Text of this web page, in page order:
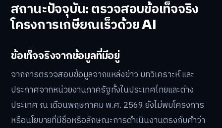
สถานะปัจจุบัน: ตรวจสอบข้อเท็จจริง
โครงการเกษียณเร็วด้วย AI
ข้อเท็จจริงจากข้อมูลที่มีอยู่
จากการตรวจสอบข้อมูลจากแหล่งข่าว บทวิเคราะห์ และ
ประกาศจากหน่วยงานภาครัฐทั้งในประเทศไทยและต่าง
ประเทศ ณ เดือนพฤษภาคม พ.ศ. 2569 ยังไม่พบโครงการ
หรือนโยบายที่มีชื่อหรือลักษณะการดำเนินงานตรงกับคำว่า